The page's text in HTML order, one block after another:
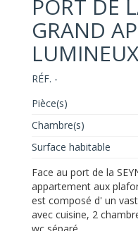
PORT DE
GRAND
RÉF. -
Pièce(s)
Chambre(s)
Surface habitable
Face au port de la
appartement aux
est composé d' un
avec cuisine, 2